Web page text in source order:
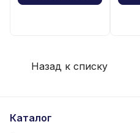
Назад к списку
Каталог